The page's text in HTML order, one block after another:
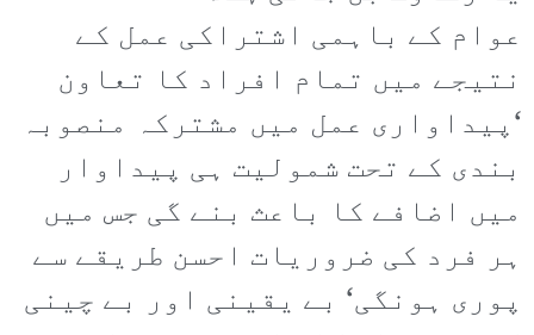
عوام کے باہمی اشتراکی عمل کے
نتیجے میں تمام افراد کا تعاون
‘پیداواری عمل میں مشترکہ منصوبہ
بندی کے تحت شمولیت ہی پیداوار
میں اضافے کا باعث بنے گی جس میں
ہر فرد کی ضروریات احسن طریقے سے
پوری ہونگی‘ بے یقینی اور بے چینی